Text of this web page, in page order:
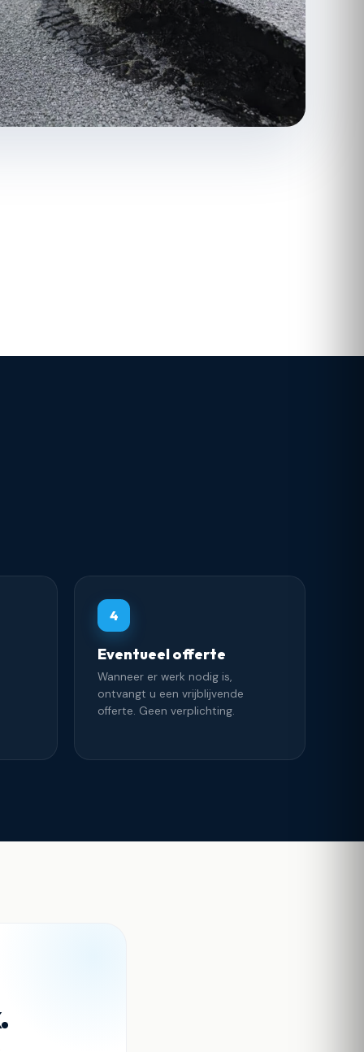
4
Eventueel offerte
Wanneer er werk nodig is,
ontvangt u een vrijblijvende
offerte. Geen verplichting.